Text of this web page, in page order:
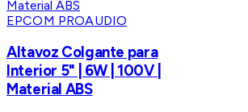
EPCOM PROAUDIO
Altavoz Colgante para
Interior 5" | 6W | 100V |
Material ABS